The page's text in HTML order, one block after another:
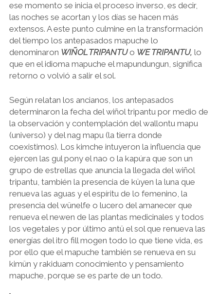
ese momento se inicia el proceso inverso, es decir,
las noches se acortan y los días se hacen más
extensos. A este punto culmine en la transformación
del tiempo los antepasados mapuche lo
denominaron WIÑOL TRIPANTUo WE TRIPANTU, lo
que en el idioma mapuche el mapundungun, significa
retorno o volvió a salir el sol.
Según relatan los ancianos, los antepasados
determinaron la fecha del wiñol tripantu por medio de
la observación y contemplación del wallontu mapu
(universo) y del nag mapu (la tierra donde
coexistimos). Los kimche intuyeron la influencia que
ejercen las gul pony el nao o la kapúra que son un
grupo de estrellas que anuncia la llegada del wiñol
tripantu, también la presencia de küyen la luna que
renueva las aguas y el espíritu de lo femenino, la
presencia del wünelfe o lucero del amanecer que
renueva el newen de las plantas medicinales y todos
los vegetales y por último antü el sol que renueva las
energías del itro fill mogen todo lo que tiene vida, es
por ello que el mapuche también se renueva en su
kimün y rakiduam conocimiento y pensamiento
mapuche, porque se es parte de un todo.